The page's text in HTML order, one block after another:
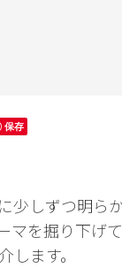
芸
保存
少しずつ明ら
マを掘り下げ
ます。